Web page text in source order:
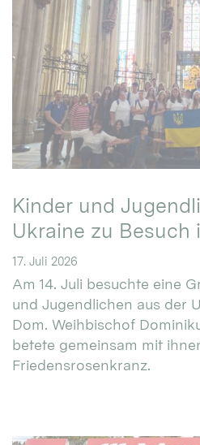
Kinder und
Ukraine zu Besuch
17. Juli 2026
Am 14. Juli besuchte eine
und Jugendlichen aus der
Dom. Weihbischof
betete gemeinsam mit
Friedensrosenkranz.